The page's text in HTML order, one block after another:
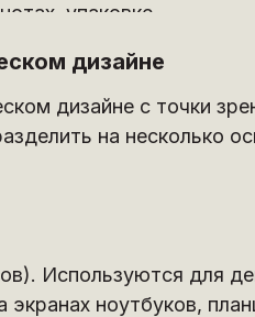
упаковке.
дизайне с точки
на несколько
Используются для
экранах ноутбуков,
дизайне